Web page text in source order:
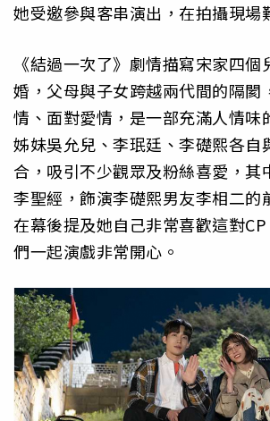
她受邀參與客串演出，在拍攝現場
《結過一次了》劇情描寫宋家四個
婚，父母與子女跨越兩代間的隔閡
情、面對愛情，是一部充滿人情味
姊妹吳允兒、李珉廷、李礎熙各自
合，吸引不少觀眾及粉絲喜愛，其
李聖經，飾演李礎熙男友李相二的
在幕後提及她自己非常喜歡這對
們一起演戲非常開心。